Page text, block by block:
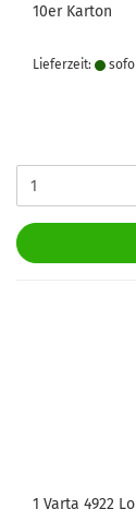
10er Karton
Lieferzeit:
1 Varta 4922